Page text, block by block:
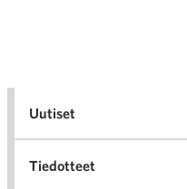
Uutiset
Tiedotteet